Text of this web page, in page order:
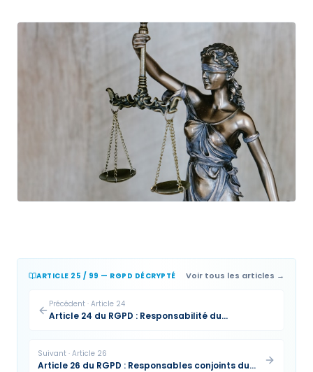
ARTICLE 25 / 99 — RGPD DÉCRYPTÉ Voir tous les articles →
Précédent · Article 24
Article 24 du RGPD : Responsabilité du
Suivant · Article 26
Article 26 du RGPD : Responsables conjoints du